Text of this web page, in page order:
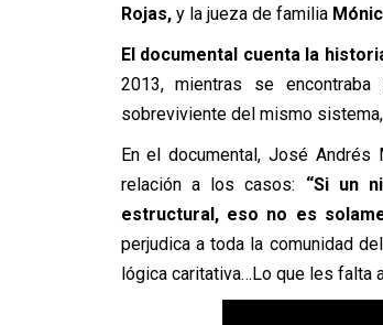
Rojas,y la jueza de familia
El documental cuenta la
2013, mientras se
sobreviviente del mismo
En el documental, José Andrés
relación a los casos: “Si un
estructural, eso no es
perjudica a toda la comunidad
lógica caritativa…Lo que les falta